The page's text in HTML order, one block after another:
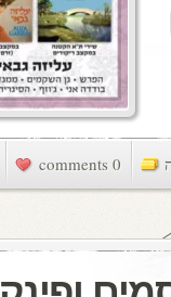
0 comments